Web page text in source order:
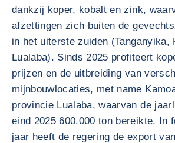
dankzij koper, kobalt en zink,
afzettingen zich buiten de
in het uiterste zuiden (Tanganyika,
Lualaba). Sinds 2025 profiteert
prijzen en de uitbreiding van
mijnbouwlocaties, met name
provincie Lualaba, waarvan de
eind 2025 600.000 ton bereikte. In
jaar heeft de regering de export